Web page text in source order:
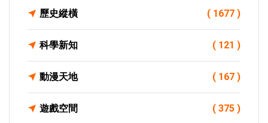
歷史縱橫 ( 1677 )
科學新知 ( 121 )
動漫天地 ( 167 )
遊戲空間 ( 375 )